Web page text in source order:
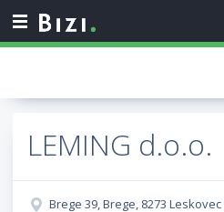
LEMING d.o.o.
Brege 39, Brege, 8273